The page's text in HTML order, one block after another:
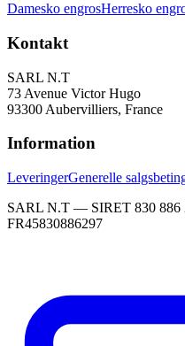
Damesko engrosHerresko
Kontakt
SARL N.T
73 Avenue Victor Hugo
93300 Aubervilliers, France
Information
LeveringerGenerelle
SARL N.T — SIRET 830
FR45830886297